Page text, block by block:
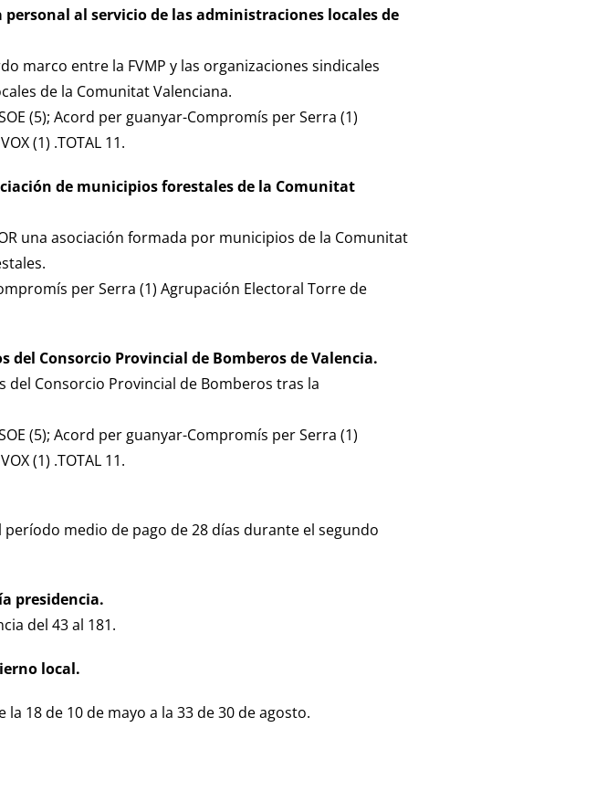
personal al servicio de las administraciones locales de
marco entre la FVMP y las organizaciones sindicales
de la Comunitat Valenciana.
(5); Acord per guanyar-Compromís per Serra (1)
(1) .TOTAL 11.
de municipios forestales de la Comunitat
una asociación formada por municipios de la Comunitat
per Serra (1) Agrupación Electoral Torre de
Consorcio Provincial de Bomberos de Valencia.
Consorcio Provincial de Bomberos tras la
(5); Acord per guanyar-Compromís per Serra (1)
(1) .TOTAL 11.
medio de pago de 28 días durante el segundo
presidencia.
del 43 al 181.
local.
18 de 10 de mayo a la 33 de 30 de agosto.